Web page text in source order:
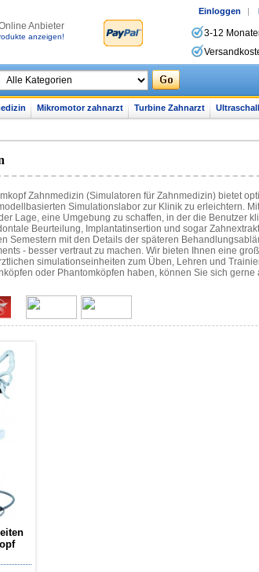
Anbieter
anzeigen!
Einloggen |
3-12
Mikromotor zahnarzt Turbine Zahnarzt
Zahnmedizin (Simulatoren für Zahnmedizin) bietet
Simulationslabor zur Klinik zu erleichtern.
Lage, eine Umgebung zu schaffen, in der die Benutzer
Beurteilung, Implantatinsertion und sogar
Semestern mit den Details der späteren
- besser vertraut zu machen. Wir bieten Ihnen eine
simulationseinheiten zum Üben, Lehren und
oder Phantomköpfen haben, können Sie sich gerne